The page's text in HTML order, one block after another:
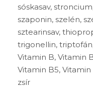
sóskasav,
szaponin, szelén,
sztearinsav,
trigonellin,
Vitamin B, Vitamin
Vitamin B5, Vitamin
zsír